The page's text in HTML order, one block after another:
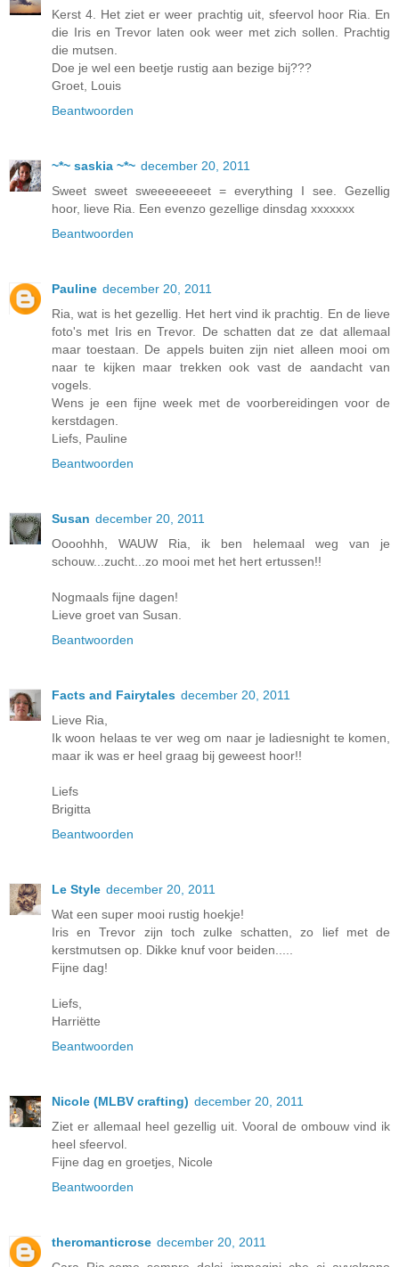
Kerst 4. Het ziet er weer prachtig uit, sfeervol hoor Ria. En
die Iris en Trevor laten ook weer met zich sollen. Prachtig
die mutsen.
Doe je wel een beetje rustig aan bezige bij???
Groet, Louis
Beantwoorden
~*~ saskia ~*~ december 20, 2011
Sweet sweet sweeeeeeeet = everything I see. Gezellig
hoor, lieve Ria. Een evenzo gezellige dinsdag xxxxxxx
Beantwoorden
Pauline december 20, 2011
Ria, wat is het gezellig. Het hert vind ik prachtig. En de lieve
foto's met Iris en Trevor. De schatten dat ze dat allemaal
maar toestaan. De appels buiten zijn niet alleen mooi om
naar te kijken maar trekken ook vast de aandacht van
vogels.
Wens je een fijne week met de voorbereidingen voor de
kerstdagen.
Liefs, Pauline
Beantwoorden
Susan december 20, 2011
Oooohhh, WAUW Ria, ik ben helemaal weg van je
schouw...zucht...zo mooi met het hert ertussen!!
Nogmaals fijne dagen!
Lieve groet van Susan.
Beantwoorden
Facts and Fairytales december 20, 2011
Lieve Ria,
Ik woon helaas te ver weg om naar je ladiesnight te komen,
maar ik was er heel graag bij geweest hoor!!
Liefs
Brigitta
Beantwoorden
Le Style december 20, 2011
Wat een super mooi rustig hoekje!
Iris en Trevor zijn toch zulke schatten, zo lief met de
kerstmutsen op. Dikke knuf voor beiden.....
Fijne dag!
Liefs,
Harriëtte
Beantwoorden
Nicole (MLBV crafting) december 20, 2011
Ziet er allemaal heel gezellig uit. Vooral de ombouw vind ik
heel sfeervol.
Fijne dag en groetjes, Nicole
Beantwoorden
theromanticrose december 20, 2011